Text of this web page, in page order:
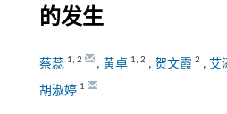
的发生
蔡蕊 1, 2 , 黄卓 1, 2 , 贺文霞 2 , 艾
胡淑婷 1